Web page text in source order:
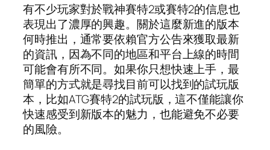
有不少玩家對於戰神賽特2或賽特2的信息也
表現出了濃厚的興趣。關於這麼新進的版本
何時推出，通常要依賴官方公告來獲取最新
的資訊，因為不同的地區和平台上線的時間
可能會有所不同。如果你只想快速上手，最
簡單的方式就是尋找目前可以找到的試玩版
本，比如ATG賽特2的試玩版，這不僅能讓你
快速感受到新版本的魅力，也能避免不必要
的風險。